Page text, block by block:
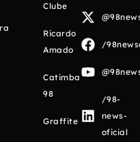
Clube
Ricardo
Amado
Catimba
98
Graffite
/
/98-
news-
oficial